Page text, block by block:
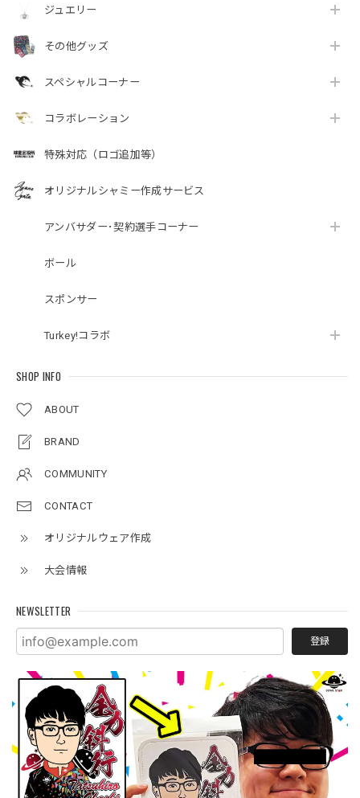
ジュエリー
その他グッズ
スペシャルコーナー
コラボレーション
特殊対応（ロゴ追加等）
オリジナルシャミー作成サービス
アンバサダー･契約選手コーナー
ボール
スポンサー
Turkey!コラボ
SHOP INFO
ABOUT
BRAND
COMMUNITY
CONTACT
オリジナルウェア作成
大会情報
NEWSLETTER
登録